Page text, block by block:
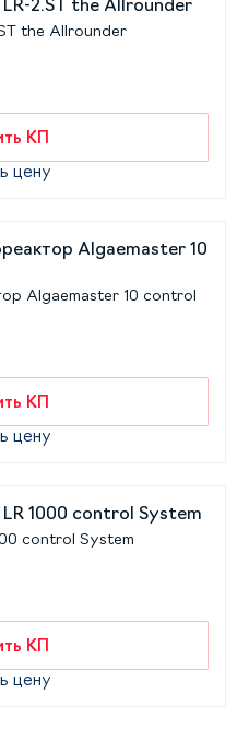
the Allrounder
КП
цену
Algaemaster 10 control
КП
цену
control System
КП
цену